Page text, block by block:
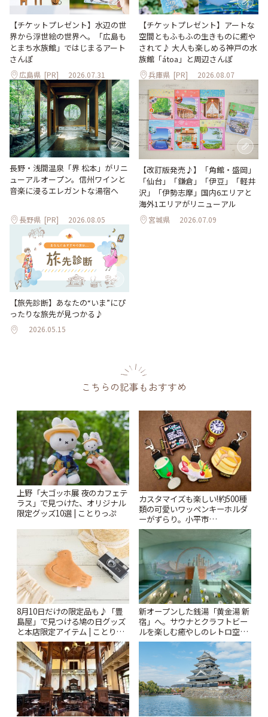
【チケットプレゼント】水辺の世
界から浮世絵の世界へ。「広島も
とまち水族館」ではじまるアート
さんぽ
広島県 [PR] 2026.07.31
【チケットプレゼント】アートな
空間ともふもふの生きものに癒や
されて♪ 大人も楽しめる神戸の水
族館「átoa」と周辺さんぽ
兵庫県 [PR] 2026.08.07
長野・浅間温泉「界 松本」がリニ
ューアルオープン。信州ワインと
音楽に浸るエレガントな湯宿へ
長野県 [PR] 2026.08.05
【改訂版発売♪】「角館・盛岡」
「仙台」「鎌倉」「伊豆」「軽井
沢」「伊勢志摩」国内6エリアと
海外1エリアがリニューアル
宮城県 2026.07.09
【旅先診断】あなたの“いま”にぴ
ったりな旅先が見つかる♪
2026.05.15
こちらの記事もおすすめ
上野「大ゴッホ展 夜のカフェテ
ラス」で見つけた、オリジナル
限定グッズ10選 | ことりっぷ
カスタマイズも楽しい!約500種
類の可愛いワッペンキーホルダ
ーがずらり。小平市
「Kimamaya T&K」 | ことりっ
8月10日だけの限定品も♪「豊
島屋」で見つける鳩の日グッズ
と本店限定アイテム | ことりっ
ぷ
新オープンした銭湯「黄金湯 新
宿」へ。サウナとクラフトビー
ルを楽しむ癒やしのレトロ空間
| ことりっぷ